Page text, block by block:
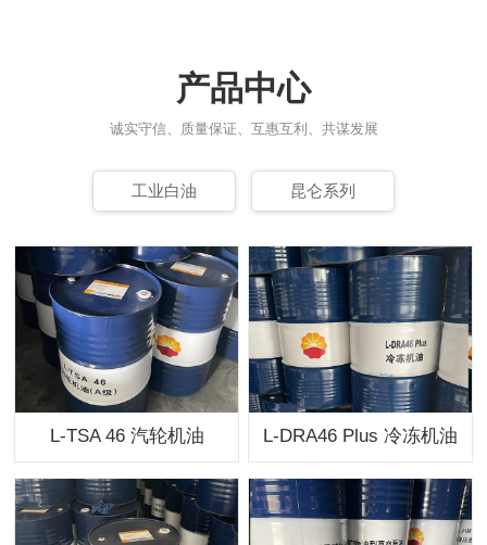
产品中心
诚实守信、质量保证、互惠互利、共谋发展
工业白油 昆仑系列
L-TSA 46 汽轮机油 L-DRA46 Plus 冷冻机油